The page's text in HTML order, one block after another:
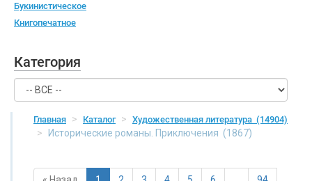
Букинистическое
Книгопечатное
Категория
Главная Каталог Художественная литература (14904)
Исторические романы. Приключения (1867)